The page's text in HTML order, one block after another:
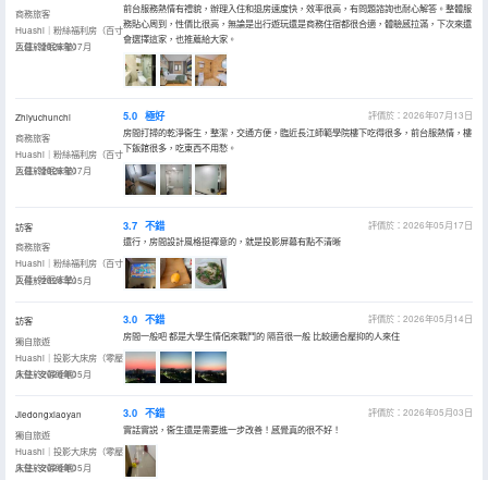
商務旅客
Huashi｜粉絲福利房（百寸
巨幕+睡眠床墊）
入住於2026年07月
前台服務熱情有禮貌，辦理入住和退房速度快，效率很高，有問題諮詢也耐心解答。整體服
務貼心周到，性價比很高，無論是出行遊玩還是商務住宿都很合適，體驗感拉滿，下次來還
會選擇這家，也推薦給大家。
Zhiyuchunchi
商務旅客
Huashi｜粉絲福利房（百寸
巨幕+睡眠床墊）
入住於2026年07月
5.0 極好
評價於：2026年07月13日
房間打掃的乾淨衞生，整潔，交通方便，臨近長江師範學院樓下吃得很多，前台服熱情，樓
下飯館很多，吃東西不用愁。
訪客
商務旅客
Huashi｜粉絲福利房（百寸
巨幕+睡眠床墊）
入住於2026年05月
3.7 不錯
評價於：2026年05月17日
還行，房間設計風格挺禪意的，就是投影屏幕有點不清晰
訪客
獨自旅遊
Huashi｜投影大床房（零壓
床墊+安靜睡眠）
入住於2026年05月
3.0 不錯
評價於：2026年05月14日
房間一般吧 都是大學生情侶來戰鬥的 隔音很一般 比較適合壓抑的人來住
Jiedongxiaoyan
獨自旅遊
Huashi｜投影大床房（零壓
床墊+安靜睡眠）
入住於2026年05月
3.0 不錯
評價於：2026年05月03日
實話實説，衞生還是需要進一步改善！感覺真的很不好！